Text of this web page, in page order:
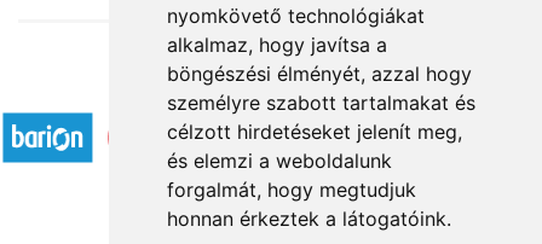
nyomkövető technológiákat
alkalmaz, hogy javítsa a
böngészési élményét, azzal hogy
személyre szabott tartalmakat és
célzott hirdetéseket jelenít meg,
és elemzi a weboldalunk
forgalmát, hogy megtudjuk
honnan érkeztek a látogatóink.
Accepted payment methods